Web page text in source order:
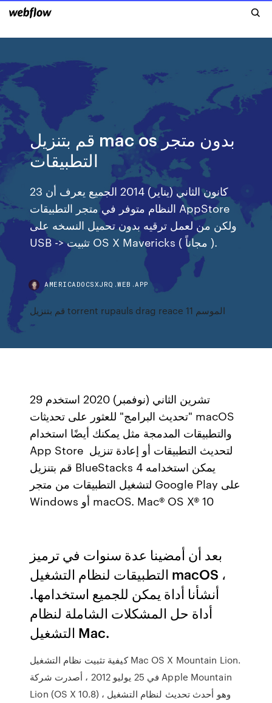
قم بتنزيل mac os بدون متجر
التطبيقات
23 كانون الثاني (يناير) 2014 الجميع يعرف أن
النظام متوفر في متجر التطبيقات AppStore
ولكن من لعمل ترقيه بدون تحميل النسخه على
USB -> تثبيت OS X Mavericks ( مجاناً ).
AMERICADOCSXJRQ.WEB.APP
قم بتنزيل torrent rupauls drag reace الموسم 11
29 تشرين الثاني (نوفمبر) 2020 استخدم
"تحديث البرامج" للعثور على تحديثات macOS
والتطبيقات المدمجة مثل يمكنك أيضًا استخدام
App Store لتحديث التطبيقات أو إعادة تنزيل
قم بتنزيل BlueStacks 4 يمكن استخدامه
لتشغيل التطبيقات من متجر Google Play على
Windows أو macOS. Mac® OS X® 10
بعد أن أمضينا عدة سنوات في ترميز
التطبيقات لنظام التشغيل macOS ،
أنشأنا أداة يمكن للجميع استخدامها.
أداة حل المشكلات الشاملة لنظام
التشغيل Mac.
كيفية تثبيت نظام التشغيل Mac OS X Mountain Lion.
في 25 يوليو 2012 ، أصدرت شركة Apple Mountain
Lion (OS X 10.8) ، وهو أحدث تحديث لنظام التشغيل